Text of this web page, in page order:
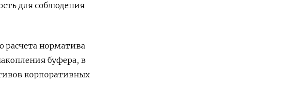
для соблюдения
расчета норматива
буфера, в
корпоративных